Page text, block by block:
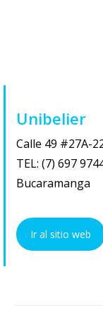
Unibelier
Calle 49 #27A-
TEL: (7) 697
Bucaramanga
Ir al sitio web